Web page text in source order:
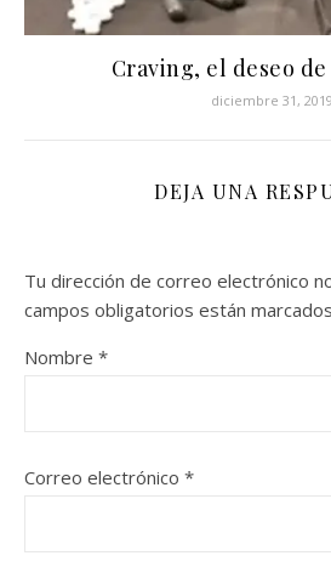
Craving, el deseo
diciembre 31, 2019
DEJA UNA
Tu dirección de correo electrónico
campos obligatorios están
Nombre *
Correo electrónico *